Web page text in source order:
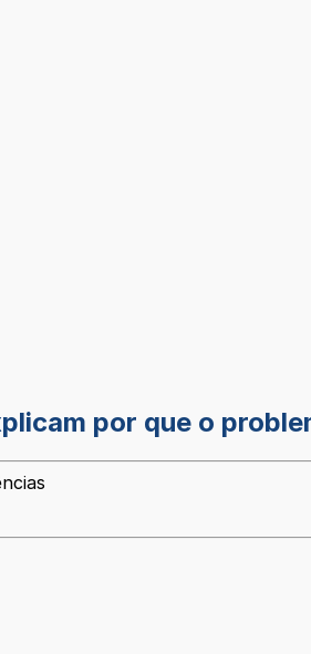
por que o